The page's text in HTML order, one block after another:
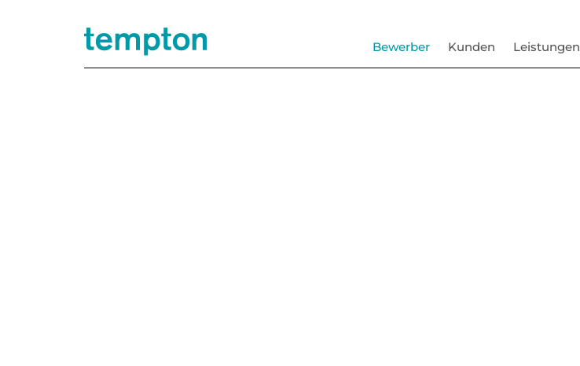
Bewerber Kunden Leistungen